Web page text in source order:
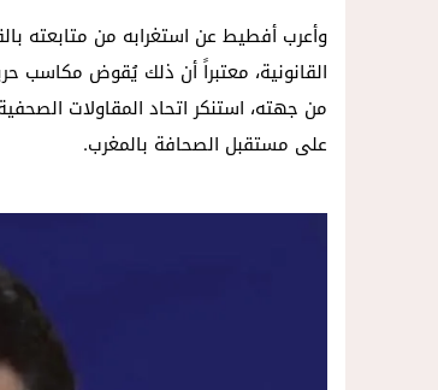
وأعرب أفطيط عن استغرابه من متابعته
القانونية، معتبراً أن ذلك يُقوض مكاسب
على مستقبل الصحافة بالمغرب.